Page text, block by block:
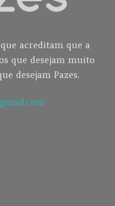
acreditam que a
que desejam muito
desejam Pazes.